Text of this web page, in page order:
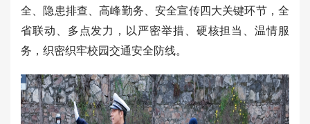
全、隐患排查、高峰勤务、安全宣传四大关键环节，全
省联动、多点发力，以严密举措、硬核担当、温情服
务，织密织牢校园交通安全防线。